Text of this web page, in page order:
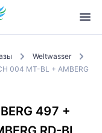
Weltwasser
004 MT-BL + AMBERG
497 +